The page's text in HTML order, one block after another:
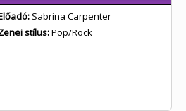
Sabrina Carpenter
stílus:Pop/Rock